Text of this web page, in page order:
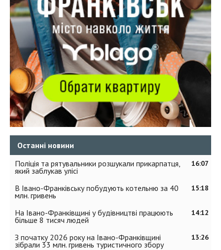
Останні новини
16:07
Поліція та рятувальники розшукали прикарпатця,
який заблукав улісі
15:18
В Івано-Франківську побудують котельню за 40
млн. гривень
14:12
На Івано-Франківщині у будівництві працюють
більше 8 тисяч людей
13:26
З початку 2026 року на Івано-Франківщині
зібрали 33 млн. гривень туристичного збору